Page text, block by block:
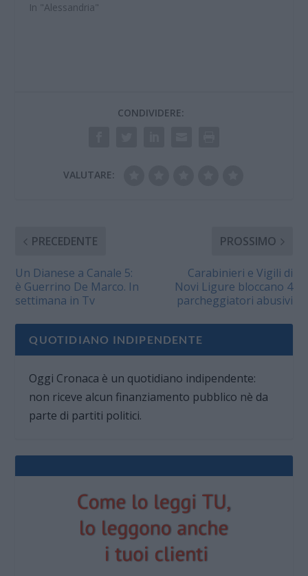
In "Alessandria"
CONDIVIDERE:
VALUTARE:
PRECEDENTE
Un Dianese a Canale 5:
è Guerrino De Marco. In
settimana in Tv
PROSSIMO
Carabinieri e Vigili di
Novi Ligure bloccano 4
parcheggiatori abusivi
QUOTIDIANO INDIPENDENTE
Oggi Cronaca è un quotidiano indipendente:
non riceve alcun finanziamento pubblico nè da
parte di partiti politici.